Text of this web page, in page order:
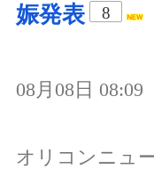
娠発表
8
08月08日 08:09
オリコンニュ